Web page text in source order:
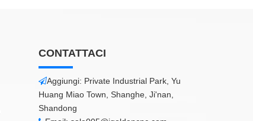
CONTATTACI
Aggiungi: Private Industrial Park, Yu
Huang Miao Town, Shanghe, Ji'nan,
Shandong